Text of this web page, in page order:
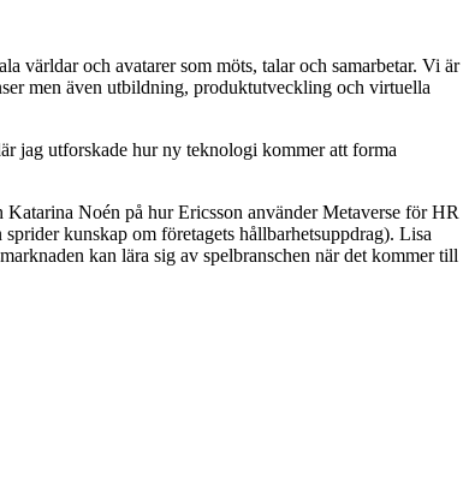
världar och avatarer som möts, talar och samarbetar. Vi är
men även utbildning, produktutveckling och virtuella
jag utforskade hur ny teknologi kommer att forma
Noén på hur Ericsson använder Metaverse för HR
kunskap om företagets hållbarhetsuppdrag). Lisa
kan lära sig av spelbranschen när det kommer till